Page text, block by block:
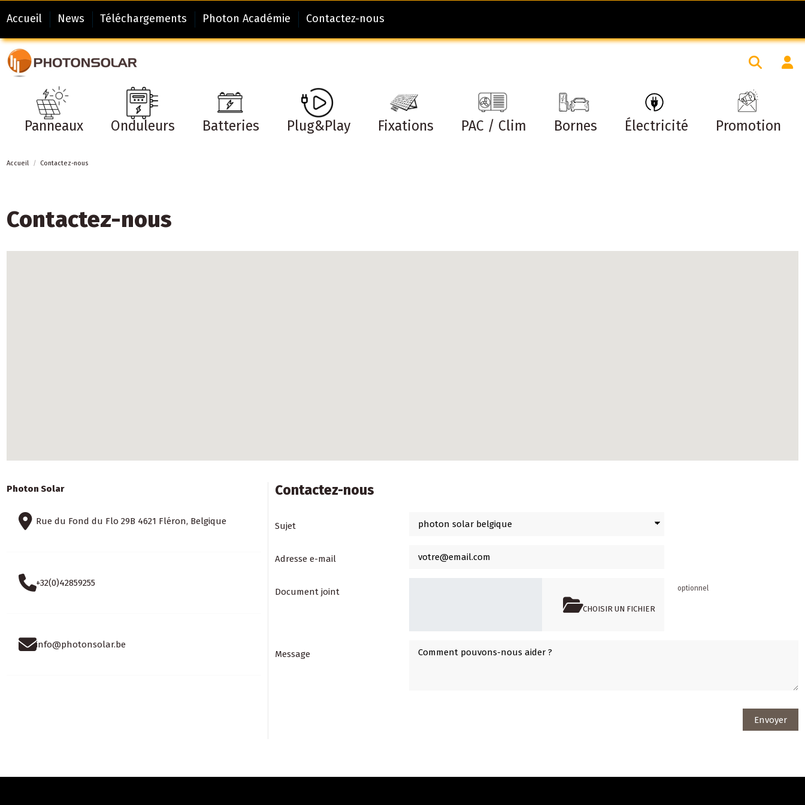
Accueil News Téléchargements Photon Académie Contactez-nous
Panneaux Onduleurs Batteries Plug&Play Fixations PAC / Clim Bornes Électricité Promotion
Accueil Contactez-nous
Contactez-nous
Photon Solar
Rue du Fond du Flo 29B 4621 Fléron, Belgique
+32(0)42859255
info@photonsolar.be
Contactez-nous
Sujet
Adresse e-mail
Document joint
CHOISIR UN FICHIER
optionnel
Message